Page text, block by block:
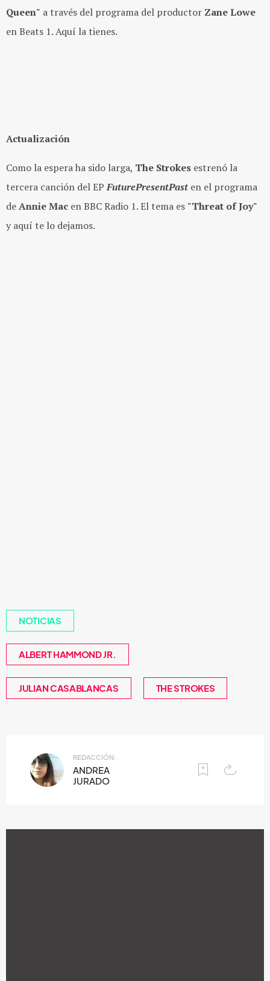
Queen" a través del programa del productor Zane Lowe
en Beats 1. Aquí la tienes.
Actualización
Como la espera ha sido larga, The Strokes estrenó la
tercera canción del EPFuturePresentPast en el programa
deAnnie Mac en BBC Radio 1. El tema es "Threat of Joy"
y aquí te lo dejamos.
NOTICIAS
ALBERT HAMMOND JR.
JULIAN CASABLANCAS THE STROKES
REDACCIÓN:
ANDREA
JURADO